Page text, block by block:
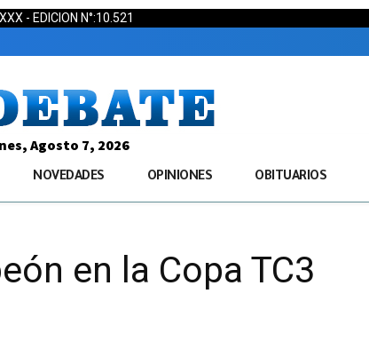
- EDICION N°:10.521
Agosto 7, 2026
NOVEDADES OPINIONES OBITUARIOS
en la Copa TC3